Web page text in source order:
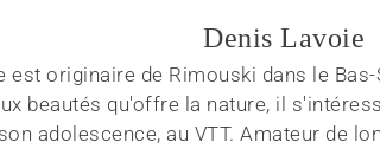
Denis Lavoie
est originaire de Rimouski dans le
beautés qu'offre la nature, il
adolescence, au VTT. Amateur de